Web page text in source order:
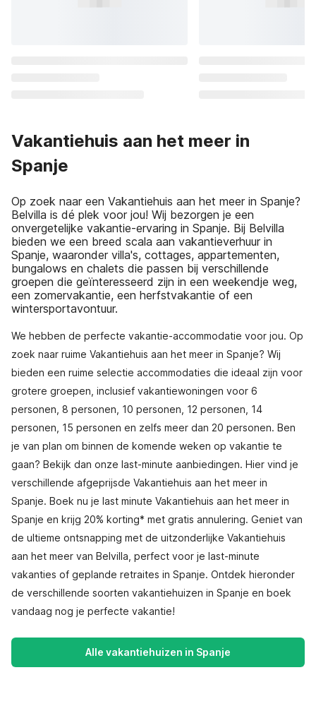
Vakantiehuis aan het meer in
Spanje
Op zoek naar een Vakantiehuis aan het meer in Spanje?
Belvilla is dé plek voor jou! Wij bezorgen je een
onvergetelijke vakantie-ervaring in Spanje. Bij Belvilla
bieden we een breed scala aan vakantieverhuur in
Spanje, waaronder villa's, cottages, appartementen,
bungalows en chalets die passen bij verschillende
groepen die geïnteresseerd zijn in een weekendje weg,
een zomervakantie, een herfstvakantie of een
wintersportavontuur.
We hebben de perfecte vakantie-accommodatie voor jou. Op
zoek naar ruime Vakantiehuis aan het meer in Spanje? Wij
bieden een ruime selectie accommodaties die ideaal zijn voor
grotere groepen, inclusief vakantiewoningen voor 6
personen, 8 personen, 10 personen, 12 personen, 14
personen, 15 personen en zelfs meer dan 20 personen. Ben
je van plan om binnen de komende weken op vakantie te
gaan? Bekijk dan onze last-minute aanbiedingen. Hier vind je
verschillende afgeprijsde Vakantiehuis aan het meer in
Spanje. Boek nu je last minute Vakantiehuis aan het meer in
Spanje en krijg 20% korting* met gratis annulering. Geniet van
de ultieme ontsnapping met de uitzonderlijke Vakantiehuis
aan het meer van Belvilla, perfect voor je last-minute
vakanties of geplande retraites in Spanje. Ontdek hieronder
de verschillende soorten vakantiehuizen in Spanje en boek
vandaag nog je perfecte vakantie!
Alle vakantiehuizen in Spanje